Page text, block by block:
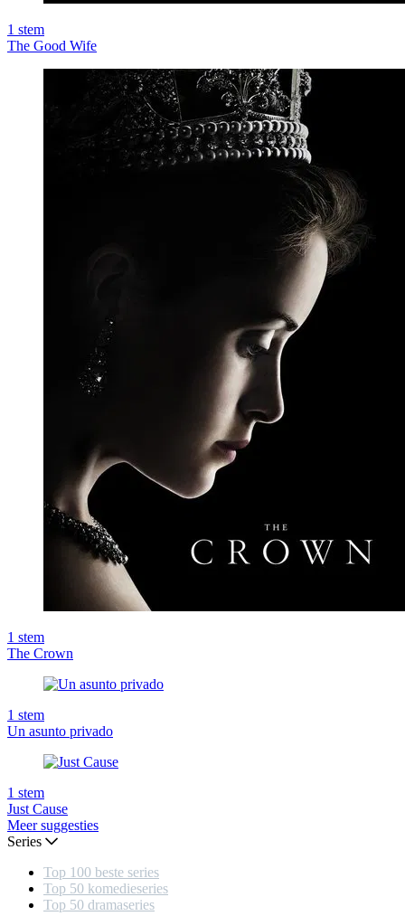
1 stem
The Good Wife
1 stem
The Crown
1 stem
Un asunto privado
1 stem
Just Cause
Meer suggesties
Series
Top 100 beste series
Top 50 komedieseries
Top 50 dramaseries